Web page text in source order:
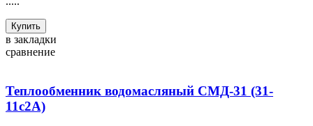
Купить
в закладки
сравнение
Теплообменник водомасляный СМД-31 (31-
11с2А)